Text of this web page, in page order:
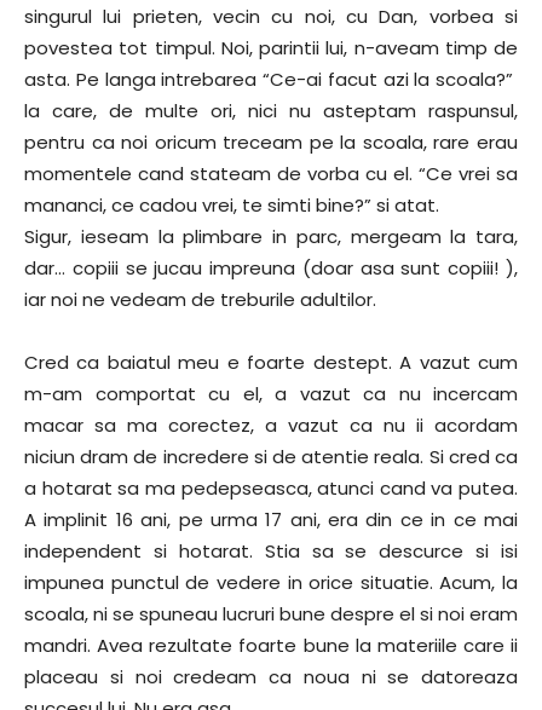
singurul lui prieten, vecin cu noi, cu Dan, vorbea si
povestea tot timpul. Noi, parintii lui, n-aveam timp de
asta. Pe langa intrebarea “Ce-ai facut azi la scoala?”
la care, de multe ori, nici nu asteptam raspunsul,
pentru ca noi oricum treceam pe la scoala, rare erau
momentele cand stateam de vorba cu el. “Ce vrei sa
mananci, ce cadou vrei, te simti bine?” si atat.
Sigur, ieseam la plimbare in parc, mergeam la tara,
dar… copiii se jucau impreuna (doar asa sunt copiii! ),
iar noi ne vedeam de treburile adultilor.
Cred ca baiatul meu e foarte destept. A vazut cum
m-am comportat cu el, a vazut ca nu incercam
macar sa ma corectez, a vazut ca nu ii acordam
niciun dram de incredere si de atentie reala. Si cred ca
a hotarat sa ma pedepseasca, atunci cand va putea.
A implinit 16 ani, pe urma 17 ani, era din ce in ce mai
independent si hotarat. Stia sa se descurce si isi
impunea punctul de vedere in orice situatie. Acum, la
scoala, ni se spuneau lucruri bune despre el si noi eram
mandri. Avea rezultate foarte bune la materiile care ii
placeau si noi credeam ca noua ni se datoreaza